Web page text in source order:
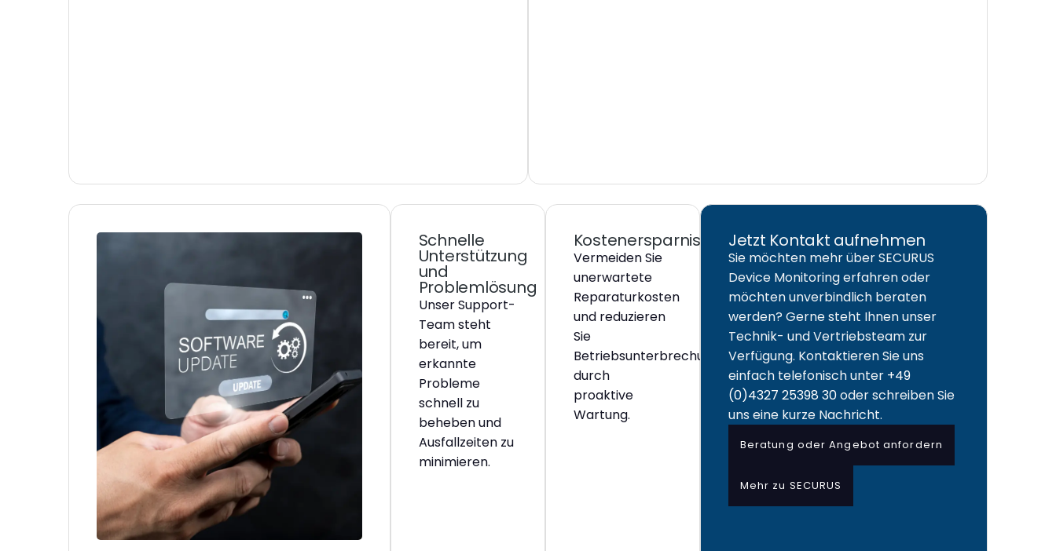
Schnelle
Unterstützung
und
Problemlösung
Unser Support-
Team steht
bereit, um
erkannte
Probleme
schnell zu
beheben und
Ausfallzeiten zu
minimieren.
Kostenersparnis
Vermeiden Sie
unerwartete
Reparaturkosten
und reduzieren
Sie
Betriebsunterbrechungen
durch
proaktive
Wartung.
Jetzt Kontakt aufnehmen
Sie möchten mehr über SECURUS
Device Monitoring erfahren oder
möchten unverbindlich beraten
werden? Gerne steht Ihnen unser
Technik- und Vertriebsteam zur
Verfügung. Kontaktieren Sie uns
einfach telefonisch unter +49
(0)4327 25398 30oder schreiben Sie
uns eine kurze Nachricht.
Beratung oder Angebot anfordern
Mehr zu SECURUS